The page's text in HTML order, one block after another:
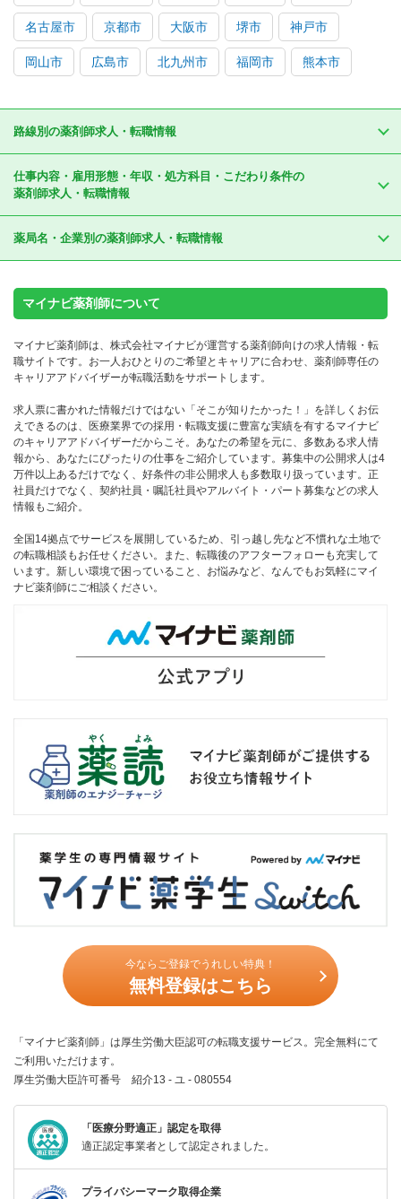
名古屋市 京都市 大阪市 堺市 神戸市
岡山市 広島市 北九州市 福岡市 熊本市
路線別の薬剤師求人・転職情報
仕事内容・雇用形態・年収・処方科目・こだわり条件の
薬剤師求人・転職情報
薬局名・企業別の薬剤師求人・転職情報
マイナビ薬剤師について
マイナビ薬剤師は、株式会社マイナビが運営する薬剤師向けの求人情報・転
職サイトです。お一人おひとりのご希望とキャリアに合わせ、薬剤師専任の
キャリアアドバイザーが転職活動をサポートします。
求人票に書かれた情報だけではない「そこが知りたかった！」を詳しくお伝
えできるのは、医療業界での採用・転職支援に豊富な実績を有するマイナビ
のキャリアアドバイザーだからこそ。あなたの希望を元に、多数ある求人情
報から、あなたにぴったりの仕事をご紹介しています。募集中の公開求人は4
万件以上あるだけでなく、好条件の非公開求人も多数取り扱っています。正
社員だけでなく、契約社員・嘱託社員やアルバイト・パート募集などの求人
情報もご紹介。
全国14拠点でサービスを展開しているため、引っ越し先など不慣れな土地で
の転職相談もお任せください。また、転職後のアフターフォローも充実して
います。新しい環境で困っていること、お悩みなど、なんでもお気軽にマイ
ナビ薬剤師にご相談ください。
今ならご登録でうれしい特典！
無料登録はこちら
「マイナビ薬剤師」は厚生労働大臣認可の転職支援サービス。完全無料にて
ご利用いただけます。
厚生労働大臣許可番号 紹介13 - ユ - 080554
「医療分野適正」認定を取得
適正認定事業者として認定されました。
プライバシーマーク取得企業